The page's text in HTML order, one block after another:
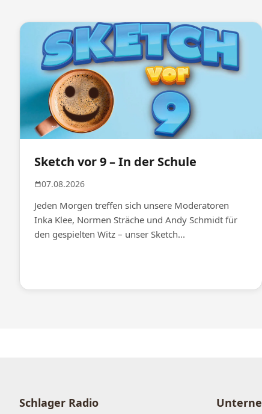
Sketch vor 9 – In der Schule
07.08.2026
Jeden Morgen treffen sich unsere Moderatoren
Inka Klee, Normen Sträche und Andy Schmidt für
den gespielten Witz – unser Sketch...
Schlager Radio